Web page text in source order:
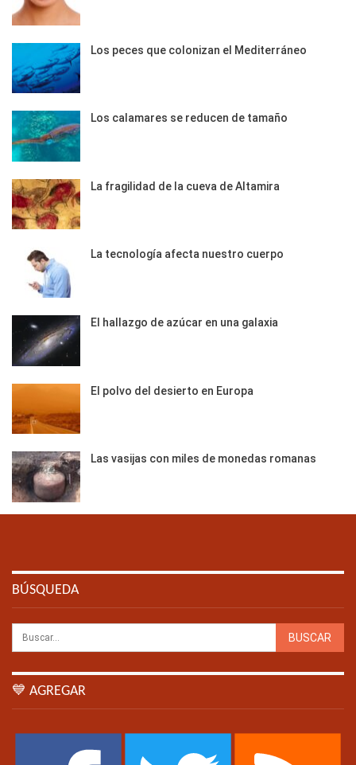
Los peces que colonizan el Mediterráneo
Los calamares se reducen de tamaño
La fragilidad de la cueva de Altamira
La tecnología afecta nuestro cuerpo
El hallazgo de azúcar en una galaxia
El polvo del desierto en Europa
Las vasijas con miles de monedas romanas
BÚSQUEDA
💙 AGREGAR